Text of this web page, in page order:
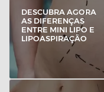
DESCUBRA AGORA
AS DIFERENÇAS
ENTRE MINI LIPO E
LIPOASPIRAÇÃO